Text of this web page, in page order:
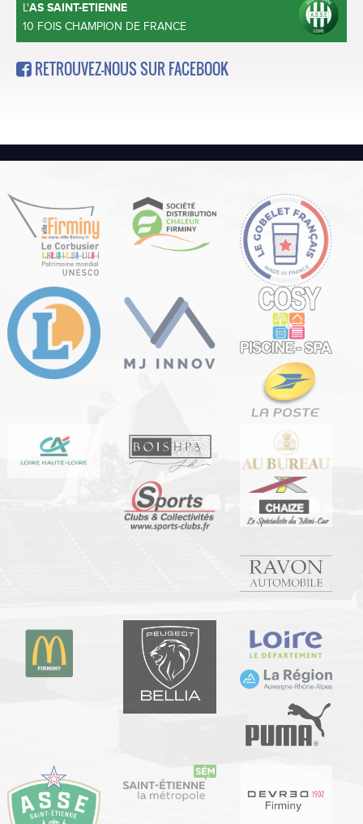
L'AS SAINT-ETIENNE
10 FOIS CHAMPION DE FRANCE
RETROUVEZ-NOUS SUR FACEBOOK